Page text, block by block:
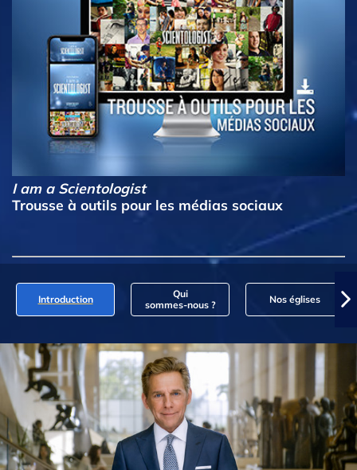
I am a Scientologist
Trousse à outils pour les médias sociaux
Introduction
Qui
sommes‑nous ?
Nos églises